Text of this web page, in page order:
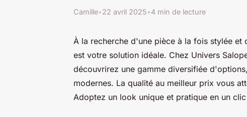
Camille•22 avril 2025•4 min de lecture
À la recherche d'une pièce à la fois stylée
est votre solution idéale. Chez Univers
découvrirez une gamme diversifiée
modernes. La qualité au meilleur prix vous
Adoptez un look unique et pratique en un